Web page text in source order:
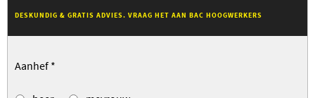
DESKUNDIG & GRATIS ADVIES. VRAAG HET AAN BAC HOOGWERKERS
Aanhef *